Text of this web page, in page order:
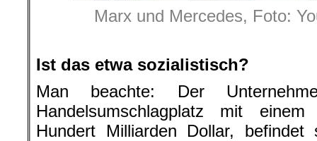
Marx und Mercedes, Foto:
Ist das etwa sozialistisch?
Man beachte: Der
Handelsumschlagplatz mit
Hundert Milliarden Dollar,